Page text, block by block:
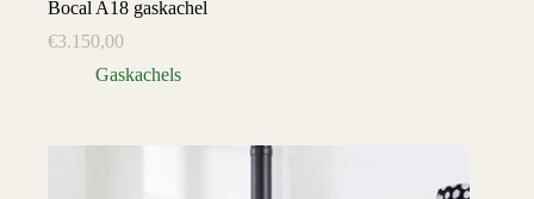
Bocal A18 gaskachel
€3.150,00
Gaskachels